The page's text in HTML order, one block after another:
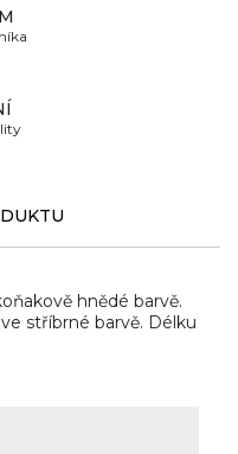
hnědé barvě.
stříbrné barvě. Délku